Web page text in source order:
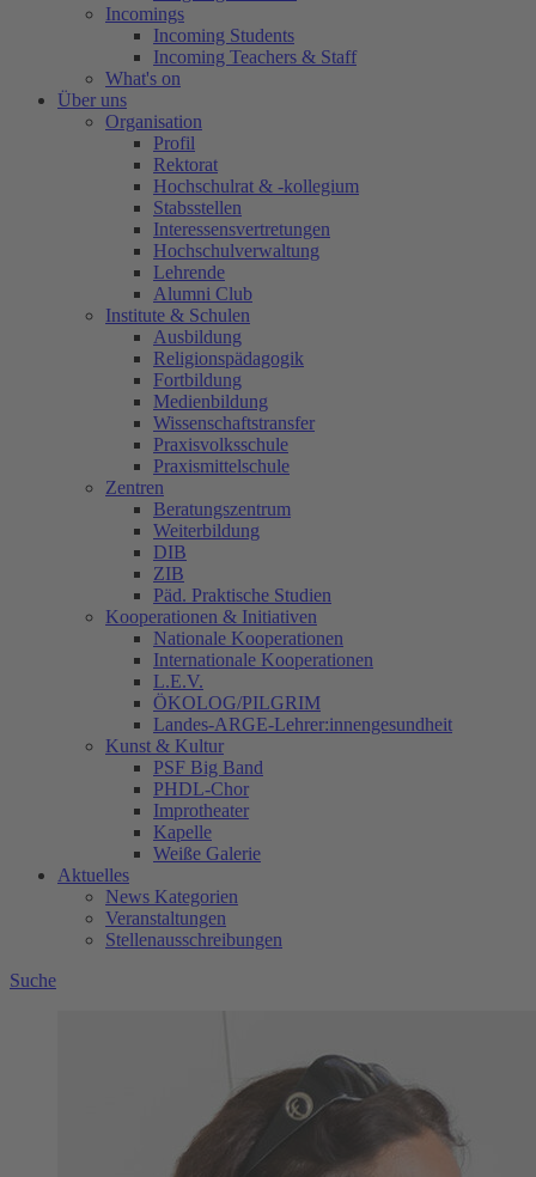
Incomings
Incoming Students
Incoming Teachers & Staff
What's on
Über uns
Organisation
Profil
Rektorat
Hochschulrat & -kollegium
Stabsstellen
Interessensvertretungen
Hochschulverwaltung
Lehrende
Alumni Club
Institute & Schulen
Ausbildung
Religionspädagogik
Fortbildung
Medienbildung
Wissenschaftstransfer
Praxisvolksschule
Praxismittelschule
Zentren
Beratungszentrum
Weiterbildung
DIB
ZIB
Päd. Praktische Studien
Kooperationen & Initiativen
Nationale Kooperationen
Internationale Kooperationen
L.E.V.
ÖKOLOG/PILGRIM
Landes-ARGE-Lehrer:innengesundheit
Kunst & Kultur
PSF Big Band
PHDL-Chor
Improtheater
Kapelle
Weiße Galerie
Aktuelles
News Kategorien
Veranstaltungen
Stellenausschreibungen
Suche